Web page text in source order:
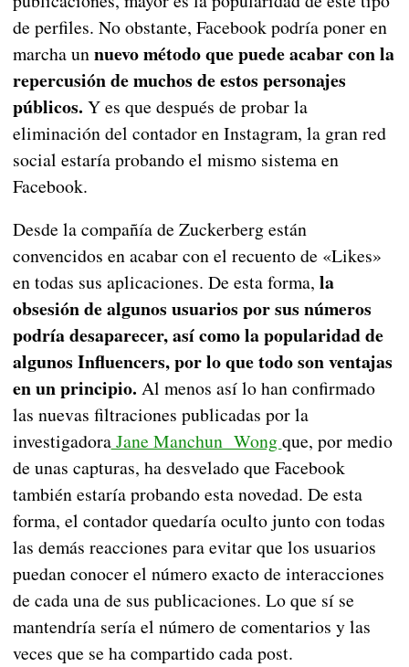
de perfiles. No obstante, Facebook podría poner en
marcha unnuevo método que puede acabar con la
repercusión de muchos de estos personajes
públicos. Y es que después de probar la
eliminación del contador en Instagram, la gran red
social estaría probando el mismo sistema en
Facebook.
Desde la compañía de Zuckerberg están
convencidos en acabar con el recuento de «Likes»
en todas sus aplicaciones. De esta forma, la
obsesión de algunos usuarios por sus números
podría desaparecer, así como la popularidad de
algunos Influencers, por lo que todo son ventajas
en un principio. Al menos así lo han confirmado
las nuevas filtraciones publicadas por la
investigadoraJane Manchun Wongque, por medio
de unas capturas, ha desvelado que Facebook
también estaría probando esta novedad. De esta
forma, el contador quedaría oculto junto con todas
las demás reacciones para evitar que los usuarios
puedan conocer el número exacto de interacciones
de cada una de sus publicaciones. Lo que sí se
mantendría sería el número de comentarios y las
veces que se ha compartido cada post.